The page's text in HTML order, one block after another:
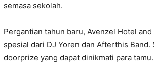
semasa sekolah.
Pergantian tahun baru, Avenzel Hotel
spesial dari DJ Yoren dan Afterthis
doorprize yang dapat dinikmati para tamu.